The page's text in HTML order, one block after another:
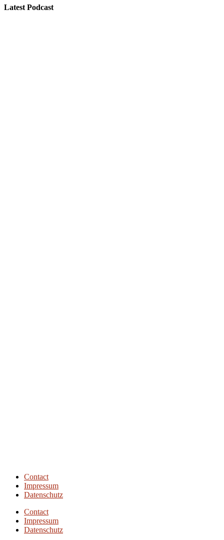
Latest Podcast
Contact
Impressum
Datenschutz
Contact
Impressum
Datenschutz